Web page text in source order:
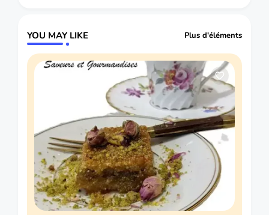
YOU MAY LIKE Plus d'éléments